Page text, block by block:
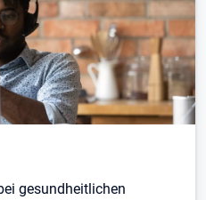
gesundheitlichen